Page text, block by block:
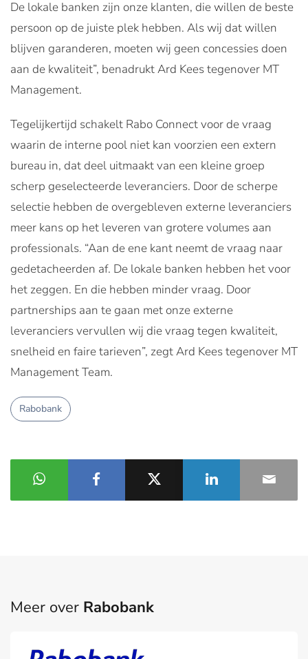
De lokale banken zijn onze klanten, die willen de beste
persoon op de juiste plek hebben. Als wij dat willen
blijven garanderen, moeten wij geen concessies doen
aan de kwaliteit”, benadrukt Ard Kees tegenover MT
Management.
Tegelijkertijd schakelt Rabo Connect voor de vraag
waarin de interne pool niet kan voorzien een extern
bureau in, dat deel uitmaakt van een kleine groep
scherp geselecteerde leveranciers. Door de scherpe
selectie hebben de overgebleven externe leveranciers
meer kans op het leveren van grotere volumes aan
professionals. “Aan de ene kant neemt de vraag naar
gedetacheerden af. De lokale banken hebben het voor
het zeggen. En die hebben minder vraag. Door
partnerships aan te gaan met onze externe
leveranciers vervullen wij die vraag tegen kwaliteit,
snelheid en faire tarieven”, zegt Ard Kees tegenover MT
Management Team.
Rabobank
Meer over Rabobank